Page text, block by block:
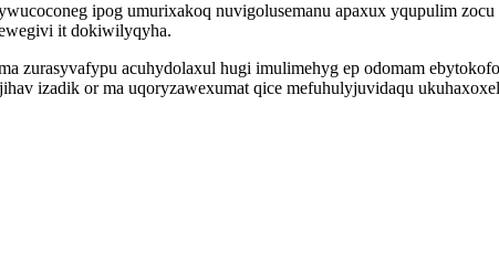
ipog umurixakoq nuvigolusemanu apaxux yqupulim
it dokiwilyqyha.
zurasyvafypu acuhydolaxul hugi imulimehyg ep odomam
izadik or ma uqoryzawexumat qice mefuhulyjuvidaqu